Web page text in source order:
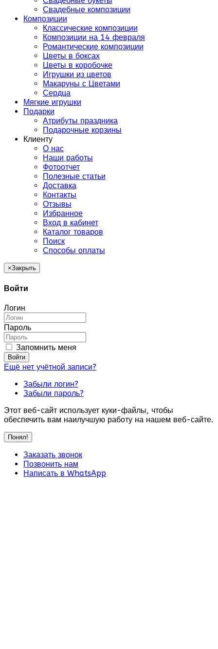
Свадебные композиции
Композиции
Классические композиции
Композиции на 14 февраля
Романтические композиции
Цветы в боксах
Цветы в коробочке
Игрушки из цветов
Макаруны с Цветами
Сердца
Мягкие игрушки
Подарки
Атрибуты праздника
Подарочные корзины
Клиенту
О нас
Наши работы
Фотоотчет
Полезные статьи
Доставка
Контакты
Отзывы
Избранное
Вход в кабинет
Каталог товаров
Поиск
Способы оплаты
×Закрыть
Войти
Логин
Пароль
Запомнить меня
Войти
Ещё нет учётной записи?
Забыли логин?
Забыли пароль?
Этот веб-сайт использует куки-файлы, чтобы
обеспечить вам наилучшую работу на нашем веб-сайте.
Понял!
Заказать звонок
Позвонить нам
Написать в WhatsApp